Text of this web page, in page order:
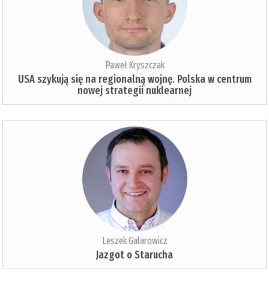
Paweł Kryszczak
USA szykują się na regionalną wojnę. Polska w centrum
nowej strategii nuklearnej
Leszek Galarowicz
Jazgot o Starucha